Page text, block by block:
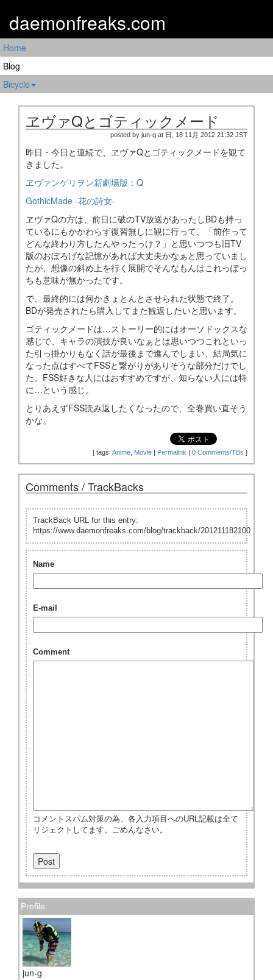
daemonfreaks.com
Home
Blog
Bicycle
ヱヴァQとゴティックメード
posted by jun-g at 日, 18 11月 2012 21:32 JST
昨日・今日と連続で、ヱヴァQとゴティックメードを観て
きました。
ヱヴァンゲリヲン新劇場版：Q
GothicMade -花の詩女-
ヱヴァQの方は、前日に破のTV放送があったしBDも持っ
ているにもかかわらず復習無しに観に行って、「前作って
どんな終わり方したんやったっけ？」と思いつつも旧TV
版のおぼろげな記憶があれば大丈夫かなぁと思っていまし
たが、想像の斜め上を行く展開でそんなもんはこれっぽっ
ちも意味が無かったです。
で、最終的には何かきょとんとさせられた状態で終了。
BDが発売されたら購入してまた観返したいと思います。
ゴティックメードは…ストーリー的にはオーソドックスな
感じで、キャラの演技が良いなぁとは思いつつこれといっ
た引っ掛かりもなく話が最後まで進んでしまい、結局気に
なった点はすべてFSSと繋がりがありそうな部分だけでし
た。FSS好きな人にはおすすめですが、知らない人には特
に…という感じ。
とりあえずFSS読み返したくなったので、全巻買い直そう
かな。
[ tags: Anime Movie | Permalink | 0 Comments/TBs ]
Comments / TrackBacks
TrackBack URL for this entry:
https://www.daemonfreaks.com/blog/trackback/201211182100
Name
E-mail
Comment
コメントスパム対策の為、各入力項目へのURL記載は全て
リジェクトしてます。ごめんなさい。
Profile
jun-g